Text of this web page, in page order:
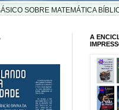
SOBRE MATEMÁTICA
A